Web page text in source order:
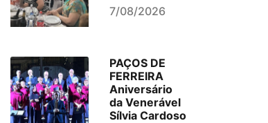
7/08/2026
PAÇOS DE
FERREIRA
Aniversário
da Venerável
Sílvia Cardoso